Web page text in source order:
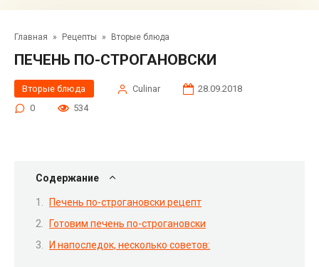
Главная » Рецепты » Вторые блюда
ПЕЧЕНЬ ПО-СТРОГАНОВСКИ
Вторые блюда Сulinar
28.09.2018
0
534
Содержание
Печень по-строгановски рецепт
Готовим печень по-строгановски
И напоследок, несколько советов: